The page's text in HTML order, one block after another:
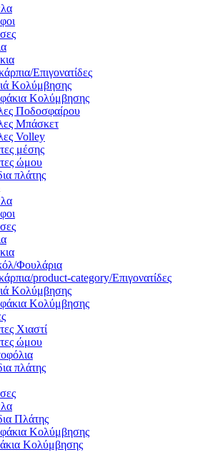
Επιγονατίδες
Κολύμβησης
Κολύμβησης
Ποδοσφαίρου
Μπάσκετ
Volley
μέσης
ώμου
πλάτης
Φουλάρια
product-category/Επιγονατίδες
Κολύμβησης
Κολύμβησης
Χιαστί
ώμου
πλάτης
Πλάτης
Κολύμβησης
Κολύμβησης